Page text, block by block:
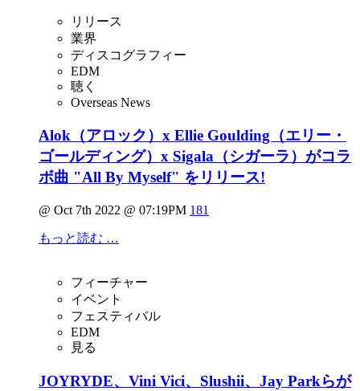
リリース
業界
ディスコグラフィー
EDM
聴く
Overseas News
Alok（アロック）x Ellie Goulding（エリー・
ゴールディング）x Sigala（シガーラ）がコラ
ボ曲 "All By Myself" をリリース!
@ Oct 7th 2022 @ 07:19PM 181
もっと読む …
フィーチャー
イベント
フェスティバル
EDM
見る
JOYRYDE、Vini Vici、Slushii、Jay Parkらが